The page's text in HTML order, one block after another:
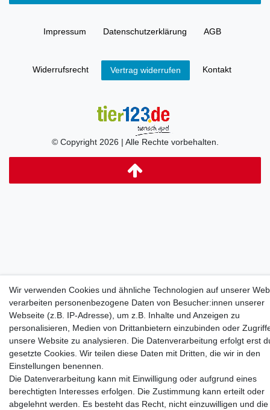
Impressum Daten­schutz­erklärung AGB
Widerrufs­recht Vertrag widerrufen Kontakt
© Copyright 2026 | Alle Rechte vorbehalten.
Wir verwenden Cookies und ähnliche Technologien auf unserer
verarbeiten personenbezogene Daten von Besucher:innen unserer
Webseite (z.B. IP-Adresse), um z.B. Inhalte und Anzeigen zu
personalisieren, Medien von Drittanbietern einzubinden oder
unsere Website zu analysieren. Die Datenverarbeitung erfolgt erst
gesetzte Cookies. Wir teilen diese Daten mit Dritten, die wir in den
Einstellungen benennen.
Die Datenverarbeitung kann mit Einwilligung oder aufgrund eines
berechtigten Interesses erfolgen. Die Zustimmung kann erteilt oder
abgelehnt werden. Es besteht das Recht, nicht einzuwilligen und die